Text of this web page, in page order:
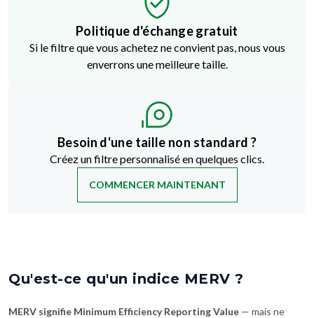
Politique d'échange gratuit
Si le filtre que vous achetez ne convient pas, nous vous
enverrons une meilleure taille.
Besoin d'une taille non standard ?
Créez un filtre personnalisé en quelques clics.
COMMENCER MAINTENANT
Qu'est-ce qu'un indice MERV ?
MERV signifie Minimum Efficiency Reporting Value — mais ne